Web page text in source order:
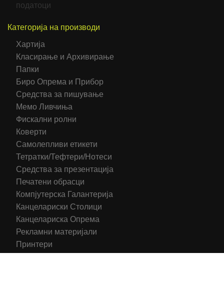
податоци
Категорија на производи
Хартија
Класирање и Архивирање
Папки
Биро Опрема и Прибор
Средства за пишување
Мемо Ливчиња
Фискални ролни
Коверти
Самолепливи етикети
Тетратки/Тефтери/Нотеси
Средства за презентација
Печатени обрасци
Компјутерска Галантерија
Канцелариски Столици
Канцелариска Опрема
Рекламни материјали
Принтери